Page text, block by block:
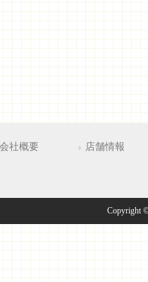
会社概要 店舗情報
Copyright